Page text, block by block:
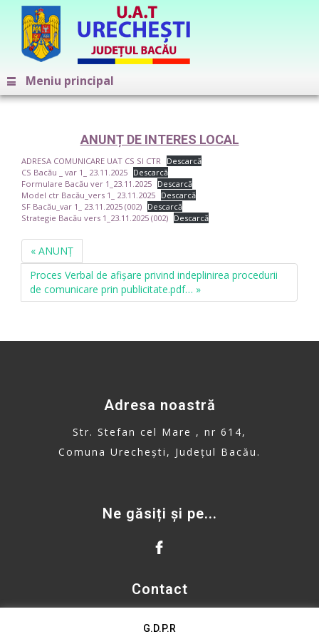
Meniu principal
ANUNȚ DE INTERES LOCAL
ADRESA COMUNICARE UAT CS SI CTR Descarcă
CS Bacău _ var 1_ 23.11.2025 Descarcă
Formulare Bacău ver 1_23.11.2025 Descarcă
Model ctr Bacău_vers 1_ 23.11.2025 Descarcă
SF Bacău_var 1_ 23.11.2025 (002) Descarcă
Strategie Bacău vers 1_23.11.2025 (002) Descarcă
« ANUNȚ
Proces Verbal de afișare privind indeplinirea procedurii
de comunicare prin publicitate.pdf… »
Adresa noastră
Str. Stefan cel Mare , nr 614,
Comuna Urechești, Județul Bacău.
Ne găsiți și pe...
Contact
Telefon: 0234. 335. 500
G.D.P.R